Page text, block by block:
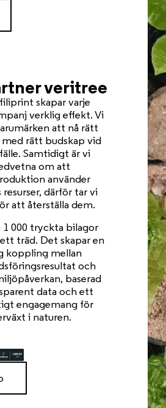
veritree
skapar varje
verklig effekt. Vi
att nå rätt
rätt budskap vid
Samtidigt är vi
om att
använder
resurser, därför tar vi
att återställa dem.
1 000 tryckta bilagor
träd. Det skapar en
koppling mellan
och
baserad
data och ett
engagemang för
i naturen.